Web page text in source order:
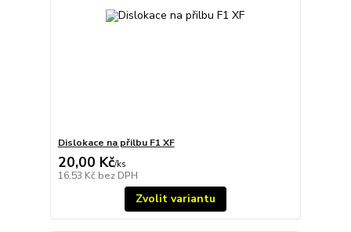
Dislokace na přilbu F1 XF
20,00 Kč/ks
16,53 Kč bez DPH
Zvolit variantu